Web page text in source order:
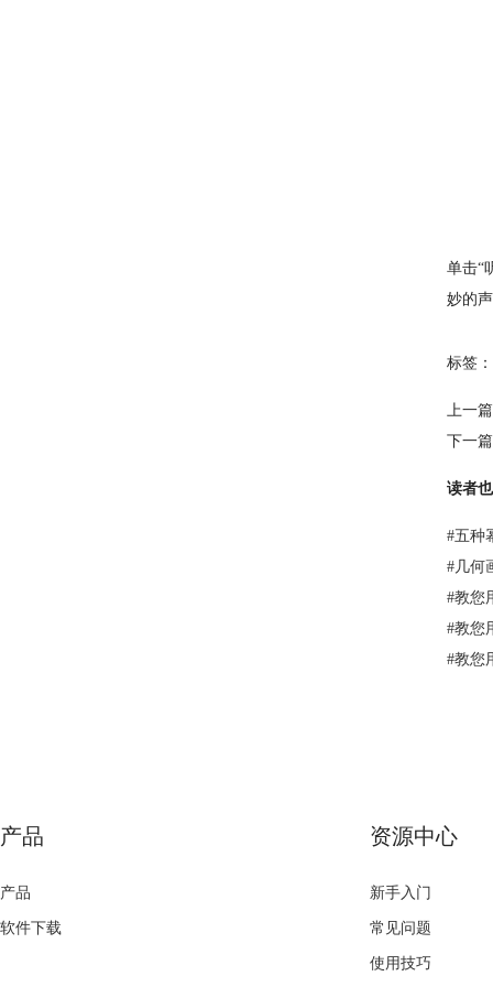
单击“
妙的
标签：
上一
下一
读者
#五种
#几何
#教您
#教您
#教您
产品
产品
软件下载
资源中心
新手入门
常见问题
使用技巧